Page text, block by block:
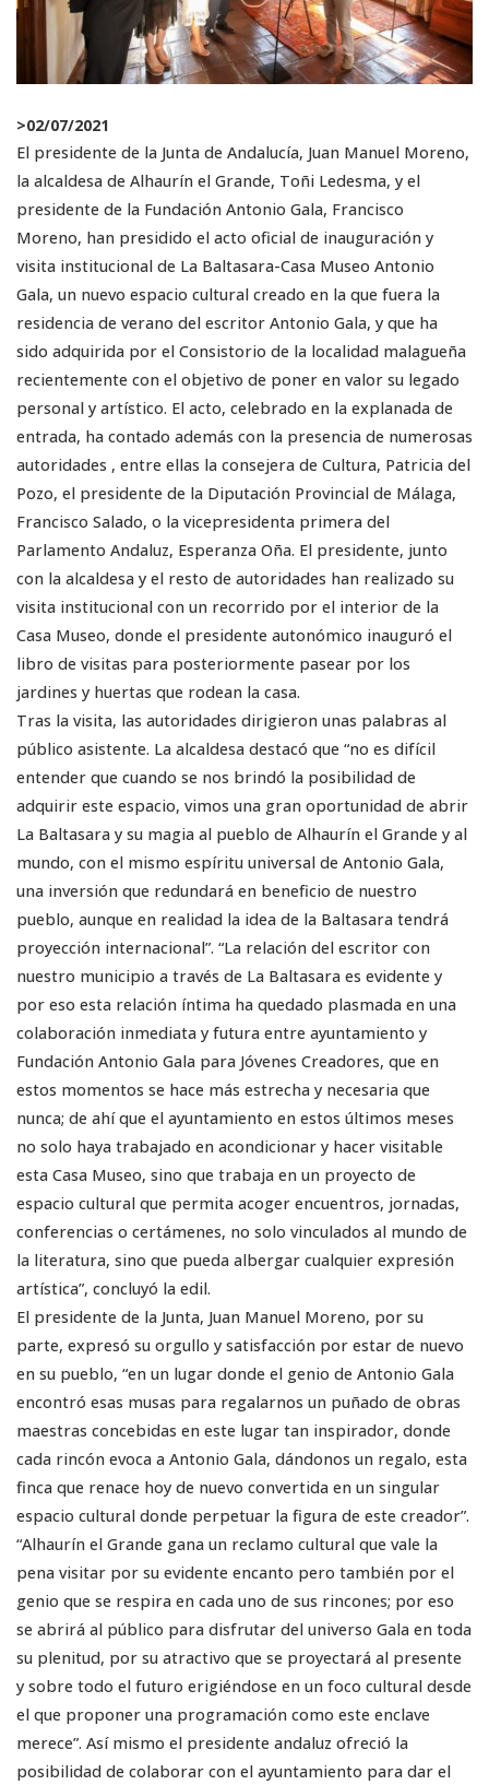
>02/07/2021
El presidente de la Junta de Andalucía, Juan Manuel Moreno,
la alcaldesa de Alhaurín el Grande, Toñi Ledesma, y el
presidente de la Fundación Antonio Gala, Francisco
Moreno, han presidido el acto oficial de inauguración y
visita institucional de La Baltasara-Casa Museo Antonio
Gala, un nuevo espacio cultural creado en la que fuera la
residencia de verano del escritor Antonio Gala, y que ha
sido adquirida por el Consistorio de la localidad malagueña
recientemente con el objetivo de poner en valor su legado
personal y artístico. El acto, celebrado en la explanada de
entrada, ha contado además con la presencia de numerosas
autoridades , entre ellas la consejera de Cultura, Patricia del
Pozo, el presidente de la Diputación Provincial de Málaga,
Francisco Salado, o la vicepresidenta primera del
Parlamento Andaluz, Esperanza Oña. El presidente, junto
con la alcaldesa y el resto de autoridades han realizado su
visita institucional con un recorrido por el interior de la
Casa Museo, donde el presidente autonómico inauguró el
libro de visitas para posteriormente pasear por los
jardines y huertas que rodean la casa.
Tras la visita, las autoridades dirigieron unas palabras al
público asistente. La alcaldesa destacó que “no es difícil
entender que cuando se nos brindó la posibilidad de
adquirir este espacio, vimos una gran oportunidad de abrir
La Baltasara y su magia al pueblo de Alhaurín el Grande y al
mundo, con el mismo espíritu universal de Antonio Gala,
una inversión que redundará en beneficio de nuestro
pueblo, aunque en realidad la idea de la Baltasara tendrá
proyección internacional”. “La relación del escritor con
nuestro municipio a través de La Baltasara es evidente y
por eso esta relación íntima ha quedado plasmada en una
colaboración inmediata y futura entre ayuntamiento y
Fundación Antonio Gala para Jóvenes Creadores, que en
estos momentos se hace más estrecha y necesaria que
nunca; de ahí que el ayuntamiento en estos últimos meses
no solo haya trabajado en acondicionar y hacer visitable
esta Casa Museo, sino que trabaja en un proyecto de
espacio cultural que permita acoger encuentros, jornadas,
conferencias o certámenes, no solo vinculados al mundo de
la literatura, sino que pueda albergar cualquier expresión
artística”, concluyó la edil.
El presidente de la Junta, Juan Manuel Moreno, por su
parte, expresó su orgullo y satisfacción por estar de nuevo
en su pueblo, “en un lugar donde el genio de Antonio Gala
encontró esas musas para regalarnos un puñado de obras
maestras concebidas en este lugar tan inspirador, donde
cada rincón evoca a Antonio Gala, dándonos un regalo, esta
finca que renace hoy de nuevo convertida en un singular
espacio cultural donde perpetuar la figura de este creador”.
“Alhaurín el Grande gana un reclamo cultural que vale la
pena visitar por su evidente encanto pero también por el
genio que se respira en cada uno de sus rincones; por eso
se abrirá al público para disfrutar del universo Gala en toda
su plenitud, por su atractivo que se proyectará al presente
y sobre todo el futuro erigiéndose en un foco cultural desde
el que proponer una programación como este enclave
merece”. Así mismo el presidente andaluz ofreció la
posibilidad de colaborar con el ayuntamiento para dar el